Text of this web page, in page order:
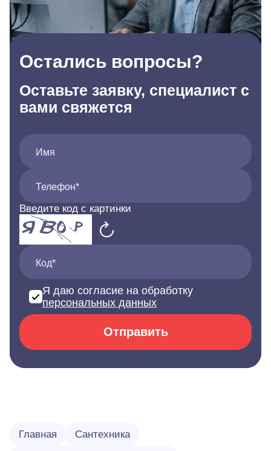
Остались вопросы?
Оставьте заявку, специалист с
вами свяжется
Имя
Телефон*
Введите код с картинки
Код*
Я даю согласие на обработку
персональных данных
Отправить
Главная Сантехника